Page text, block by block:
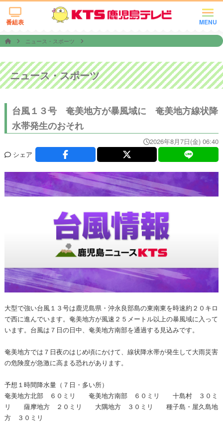
MENU
番組表
ニュース・スポーツ
ニュース・スポーツ
台風１３号 奄美地方が暴風域に 奄美地方線状降
水帯発生のおそれ
2026年8月7日(金) 06:40
シェア
大型で強い台風１３号は鹿児島県・沖永良部島の東南東を時速約２０キロ
で西に進んでいます。奄美地方が風速２５メートル以上の暴風域に入って
います。台風は７日の日中、奄美地方南部を通過する見込みです。
奄美地方では７日夜のはじめ頃にかけて、線状降水帯が発生して大雨災害
の危険度が急激に高まる恐れがあります。
予想１時間降水量（７日・多い所）
奄美地方北部 ６０ミリ 奄美地方南部 ６０ミリ 十島村 ３０ミ
リ 薩摩地方 ２０ミリ 大隅地方 ３０ミリ 種子島・屋久島地
方 ３０ミリ